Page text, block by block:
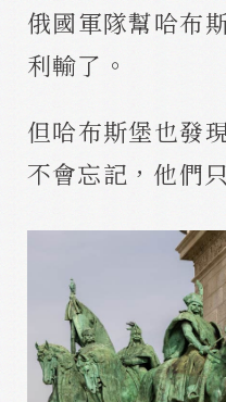
俄國軍隊幫哈布
利輸了。
但哈布斯堡也發
不會忘記，他們